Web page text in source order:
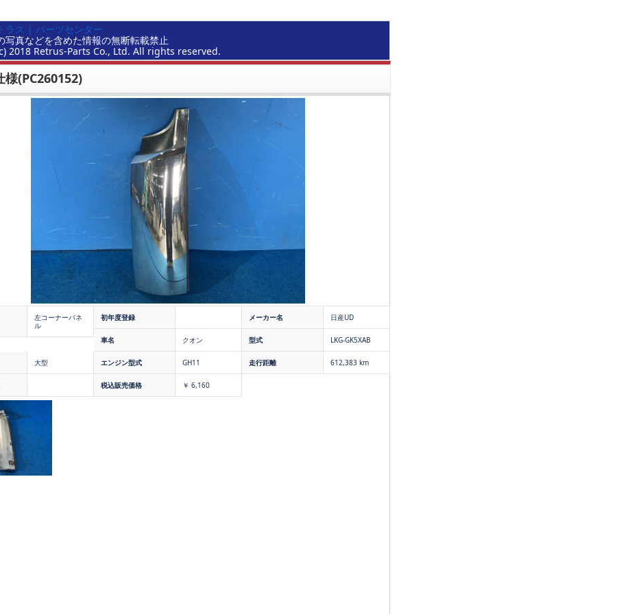
ラス | パーツセンター
写真などを含めた情報の無断転載禁止
2018 Retrus-Parts Co., Ltd. All rights reserved.
様(PC260152)
左コーナーパネ
ル
初年度登録 メーカー名 日産UD
車名 クオン 型式 LKG-GK5XAB
大型 エンジン型式 GH11 走行距離 612,383 km
税込販売価格 ￥ 6,160